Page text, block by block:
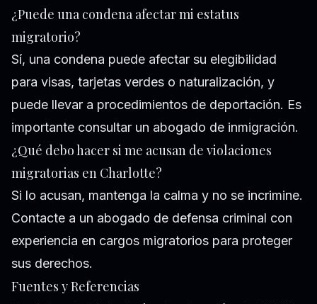
¿Puede una condena afectar mi estatus
migratorio?
Sí, una condena puede afectar su elegibilidad
para visas, tarjetas verdes o naturalización, y
puede llevar a procedimientos de deportación. Es
importante consultar un abogado de inmigración.
¿Qué debo hacer si me acusan de violaciones
migratorias en Charlotte?
Si lo acusan, mantenga la calma y no se incrimine.
Contacte a un abogado de defensa criminal con
experiencia en cargos migratorios para proteger
sus derechos.
Fuentes y Referencias